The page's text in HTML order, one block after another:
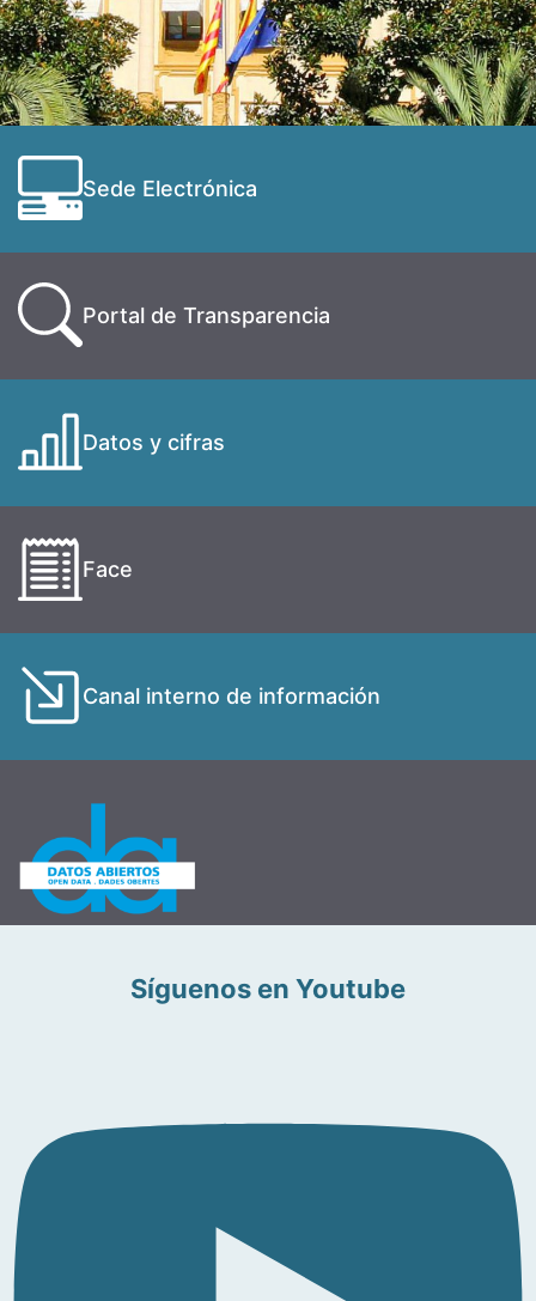
Sede Electrónica
Portal de Transparencia
Datos y cifras
Face
Canal interno de información
Síguenos en Youtube